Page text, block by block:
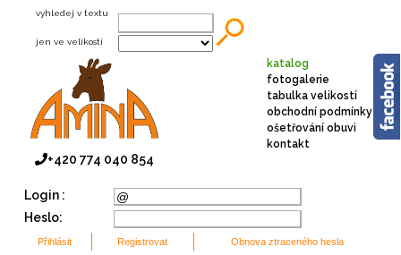
+420 774 040 854
vyhledej v textu
jen ve velikosti
Login :
Heslo:
katalog
fotogalerie
tabulka velikostí
obchodní podmínky
ošetřování obuvi
kontakt